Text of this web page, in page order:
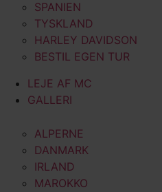
SPANIEN
TYSKLAND
HARLEY DAVIDSON
BESTIL EGEN TUR
LEJE AF MC
GALLERI
ALPERNE
DANMARK
IRLAND
MAROKKO